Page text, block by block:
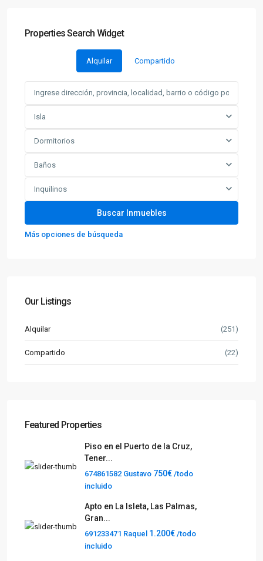
Properties Search Widget
Alquilar Compartido
Isla
Dormitorios
Baños
Inquilinos
Más opciones de búsqueda
Our Listings
Alquilar (251)
Compartido (22)
Featured Properties
Piso en el Puerto de la Cruz,
Tener...
674861582 Gustavo 750€ /todo
incluido
Apto en La Isleta, Las Palmas,
Gran...
691233471 Raquel 1.200€ /todo
incluido